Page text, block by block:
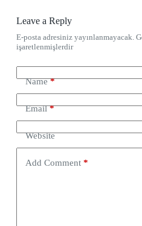
Leave a Reply
E-posta adresiniz yayınlanmayacak.
işaretlenmişlerdir
Name*
Email*
Website
Add Comment*